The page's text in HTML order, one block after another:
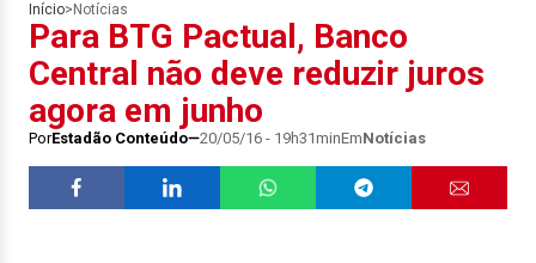
Início> Notícias
Para BTG Pactual, Banco
Central não deve reduzir juros
agora em junho
PorEstadão Conteúdo 20/05/16 - 19h31minEmNotícias